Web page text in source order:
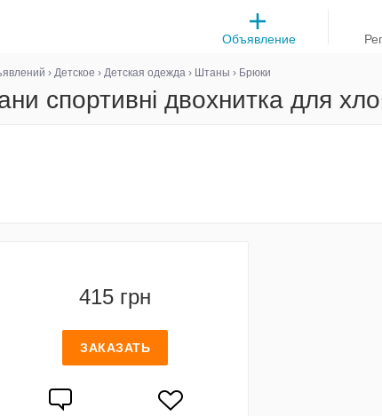
Объявление
› Детское › Детская одежда › Штаны › Брюки
спортивні двохнитка для
415 грн
ЗАКАЗАТЬ